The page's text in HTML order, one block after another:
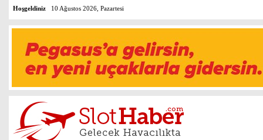
Hoşgeldiniz 10 Ağustos 2026, Pazartesi